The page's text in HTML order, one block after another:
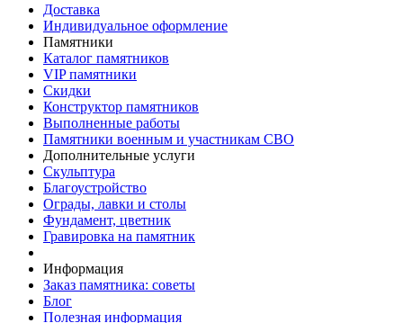
Доставка
Индивидуальное оформление
Памятники
Каталог памятников
VIP памятники
Скидки
Конструктор памятников
Выполненные работы
Памятники военным и участникам СВО
Дополнительные услуги
Скульптура
Благоустройство
Ограды, лавки и столы
Фундамент, цветник
Гравировка на памятник
Информация
Заказ памятника: советы
Блог
Полезная информация